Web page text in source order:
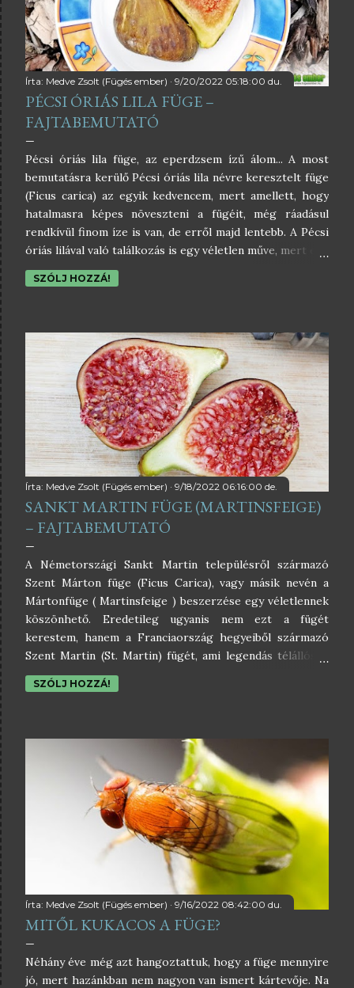
vásároltam belőle egy szép, egészséges példányt.
Hazavittem, gondosan átültettem nagyobb edénybe, majd
nekiláttam, hogy utána járjak, miféle füge is ez, és
valóban a Pécsi Botanikus Kertből származik-e, és ha
igen, mit lehet tudni azon a nagyjából ...
Írta: Medve Zsolt (Fügés ember) 9/20/2022 05:18:00 du.
PÉCSI ÓRIÁS LILA FÜGE –
FAJTABEMUTATÓ
Pécsi óriás lila füge, az eperdzsem ízű álom... A most
bemutatásra kerülő Pécsi óriás lila névre keresztelt füge
(Ficus carica) az egyik kedvencem, mert amellett, hogy
hatalmasra képes növeszteni a fügéit, még ráadásul
rendkívül finom íze is van, de erről majd lentebb. A Pécsi
óriás lilával való találkozás is egy véletlen műve, mert egy
ismerősöm mutatott róla képeket, miután egy magyar
termelőtől vásárolt friss fügék között volt belőle pár
illető érdeklődésemre elmondta, hogy nem tudja, mert
még a termelő sem tudta neki megmondani. Felvettem a
kapcsolatot a termelővel és először azt az infót kaptam,
hogy anno Olaszországból szerezték Madelein des Deux
Saisons néven, de aztán mégsem az lett belőle. Majd
később úgy azonosították a fajtát, mint Pécsi lila, amit
valamikor talán Harcz Endre hozhatott Olaszországból.
😲 Itt volt nekem egy kis képzavar, hiszen, ha
Olaszországból ...
SZÓLJ HOZZÁ!
Írta: Medve Zsolt (Fügés ember) 9/18/2022 06:16:00 de.
SANKT MARTIN FÜGE (MARTINSFEIGE)
– FAJTABEMUTATÓ
A Németországi Sankt Martin településről származó
Szent Márton füge (Ficus Carica), vagy másik nevén a
Mártonfüge ( Martinsfeige ) beszerzése egy véletlennek
köszönhető. Eredetileg ugyanis nem ezt a fügét
kerestem, hanem a Franciaország hegyeiből származó
Szent Martin (St. Martin) fügét, ami legendás télállóság
hírében áll. Fotó: André de Saint-Paul A keresés során az
egyik közösségi platform csoportjában találtam rá a
megtetszett, hogy úgy döntöttem, szerzek belőle pár
dugványt, ezzel is gazdagítva gyűjteményemet. Erről a
fügéről fogok most írni pár sort. A Sankt Martin füge a
Németországi Pfalz tartományban található Sankt Martin
településhez köthető. Itt található a Szent Márton
katolikus templom, amelynek közelében van egy
szőlőültetvény. A mellett egy birkalegelőn található egy
igen öreg fügefa. Ez a fügefa a 'Martinsfeige' néven
elhíresült füge, amelyet Sa...
SZÓLJ HOZZÁ!
Írta: Medve Zsolt (Fügés ember) 9/16/2022 08:42:00 du.
MITŐL KUKACOS A FÜGE?
Néhány éve még azt hangoztattuk, hogy a füge mennyire
jó, mert hazánkban nem nagyon van ismert kártevője. Na